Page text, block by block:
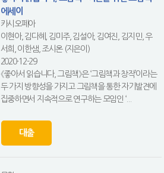
에세이
카시오페아
이현아, 김다혜, 김미주, 김설아, 김여진, 김지민, 우
서희, 이한샘, 조시온 (지은이)
2020-12-29
《좋아서 읽습니다, 그림책》은 ‘그림책과 창작’이라는
두 가지 방향성을 가지고 그림책을 통한 자기발견에
집중하면서 지속적으로 연구하는 모임인 ‘...
대출